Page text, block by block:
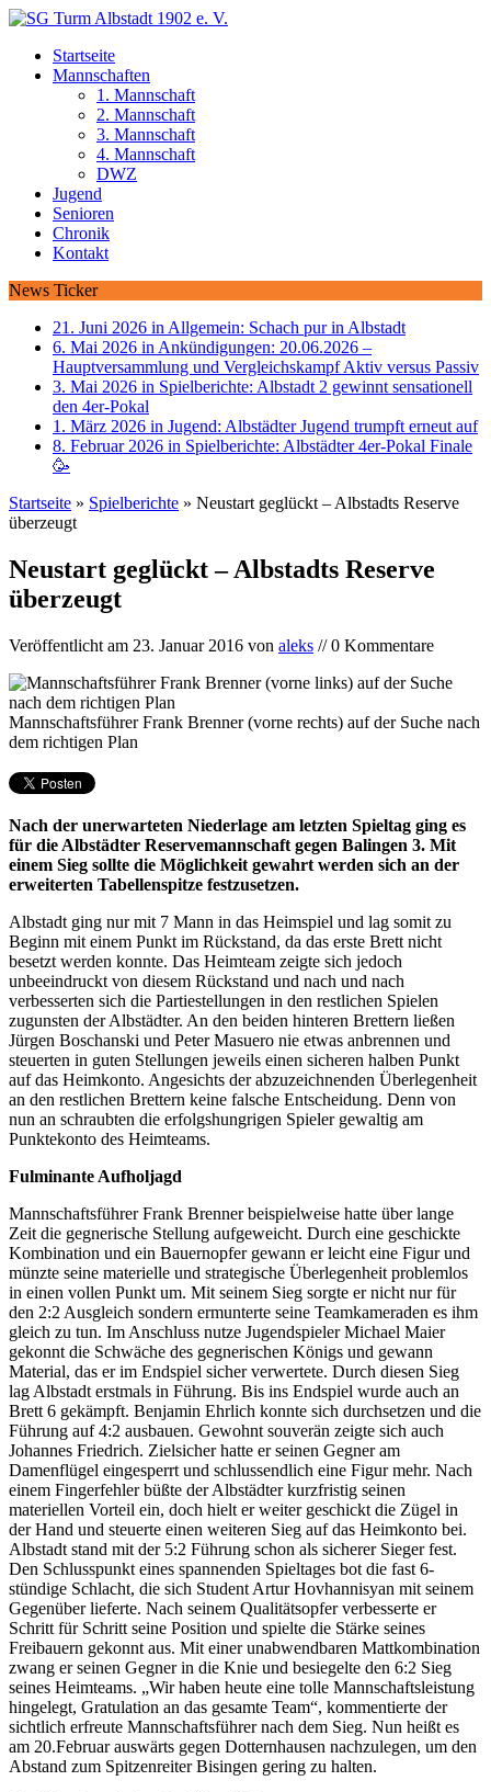
Startseite
Mannschaften
1. Mannschaft
2. Mannschaft
3. Mannschaft
4. Mannschaft
DWZ
Jugend
Senioren
Chronik
Kontakt
News Ticker
21. Juni 2026 in Allgemein: Schach pur in Albstadt
6. Mai 2026 in Ankündigungen: 20.06.2026 –
Hauptversammlung und Vergleichskampf Aktiv versus Passiv
3. Mai 2026 in Spielberichte: Albstadt 2 gewinnt sensationell
den 4er-Pokal
1. März 2026 in Jugend: Albstädter Jugend trumpft erneut auf
8. Februar 2026 in Spielberichte: Albstädter 4er-Pokal Finale
🥳
Startseite » Spielberichte » Neustart geglückt – Albstadts Reserve
überzeugt
Neustart geglückt – Albstadts Reserve
überzeugt
Veröffentlicht am 23. Januar 2016 von aleks // 0 Kommentare
Mannschaftsführer Frank Brenner (vorne rechts) auf der Suche nach
dem richtigen Plan
Nach der unerwarteten Niederlage am letzten Spieltag ging es
für die Albstädter Reservemannschaft gegen Balingen 3. Mit
einem Sieg sollte die Möglichkeit gewahrt werden sich an der
erweiterten Tabellenspitze festzusetzen.
Albstadt ging nur mit 7 Mann in das Heimspiel und lag somit zu
Beginn mit einem Punkt im Rückstand, da das erste Brett nicht
besetzt werden konnte. Das Heimteam zeigte sich jedoch
unbeeindruckt von diesem Rückstand und nach und nach
verbesserten sich die Partiestellungen in den restlichen Spielen
zugunsten der Albstädter. An den beiden hinteren Brettern ließen
Jürgen Boschanski und Peter Masuero nie etwas anbrennen und
steuerten in guten Stellungen jeweils einen sicheren halben Punkt
auf das Heimkonto. Angesichts der abzuzeichnenden Überlegenheit
an den restlichen Brettern keine falsche Entscheidung. Denn von
nun an schraubten die erfolgshungrigen Spieler gewaltig am
Punktekonto des Heimteams.
Fulminante Aufholjagd
Mannschaftsführer Frank Brenner beispielweise hatte über lange
Zeit die gegnerische Stellung aufgeweicht. Durch eine geschickte
Kombination und ein Bauernopfer gewann er leicht eine Figur und
münzte seine materielle und strategische Überlegenheit problemlos
in einen vollen Punkt um. Mit seinem Sieg sorgte er nicht nur für
den 2:2 Ausgleich sondern ermunterte seine Teamkameraden es ihm
gleich zu tun. Im Anschluss nutze Jugendspieler Michael Maier
gekonnt die Schwäche des gegnerischen Königs und gewann
Material, das er im Endspiel sicher verwertete. Durch diesen Sieg
lag Albstadt erstmals in Führung. Bis ins Endspiel wurde auch an
Brett 6 gekämpft. Benjamin Ehrlich konnte sich durchsetzen und die
Führung auf 4:2 ausbauen. Gewohnt souverän zeigte sich auch
Johannes Friedrich. Zielsicher hatte er seinen Gegner am
Damenflügel eingesperrt und schlussendlich eine Figur mehr. Nach
einem Fingerfehler büßte der Albstädter kurzfristig seinen
materiellen Vorteil ein, doch hielt er weiter geschickt die Zügel in
der Hand und steuerte einen weiteren Sieg auf das Heimkonto bei.
Albstadt stand mit der 5:2 Führung schon als sicherer Sieger fest.
Den Schlusspunkt eines spannenden Spieltages bot die fast 6-
stündige Schlacht, die sich Student Artur Hovhannisyan mit seinem
Gegenüber lieferte. Nach seinem Qualitätsopfer verbesserte er
Schritt für Schritt seine Position und spielte die Stärke seines
Freibauern gekonnt aus. Mit einer unabwendbaren Mattkombination
zwang er seinen Gegner in die Knie und besiegelte den 6:2 Sieg
seines Heimteams. „Wir haben heute eine tolle Mannschaftsleistung
hingelegt, Gratulation an das gesamte Team“, kommentierte der
sichtlich erfreute Mannschaftsführer nach dem Sieg. Nun heißt es
am 20.Februar auswärts gegen Dotternhausen nachzulegen, um den
Abstand zum Spitzenreiter Bisingen gering zu halten.